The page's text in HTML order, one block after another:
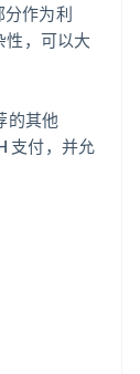
作为利
，可以大
的其他
支付，并允